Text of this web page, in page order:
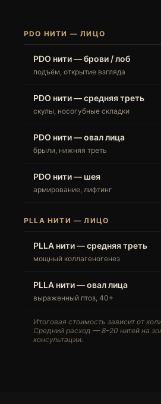
PDO НИТИ — ЛИЦО
PDO нити — брови / лоб
подъём, открытие взгляда
PDO нити — средняя треть
скулы, носогубные складки
PDO нити — овал лица
брыли, нижняя треть
PDO нити — шея
армирование, лифтинг
PLLA НИТИ — ЛИЦО
PLLA нити — средняя треть
мощный коллагеногенез
PLLA нити — овал лица
выраженный птоз, 40+
Итоговая стоимость зависит от
Средний расход — 8–20 нитей на
консультации.